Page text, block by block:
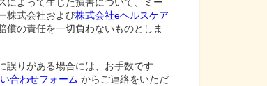
株式会社および株式会社eヘルスケア
償の責任を一切負わないものとしま
誤りがある場合には、お手数です
合わせフォーム からご連絡をいただ